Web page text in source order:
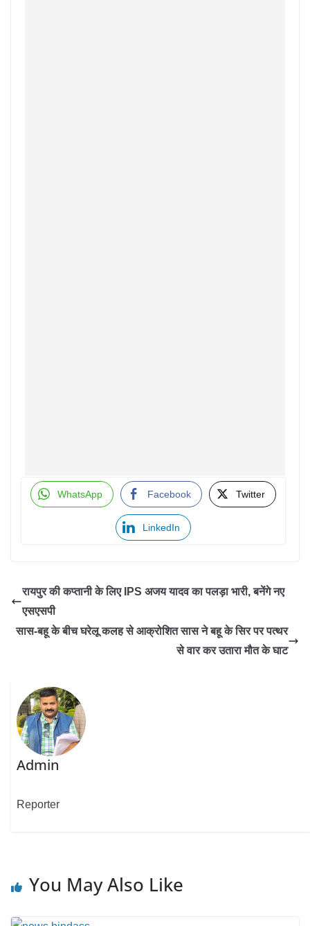
WhatsApp Facebook Twitter
LinkedIn
रायपुर की कप्तानी के लिए IPS अजय यादव का पलड़ा भारी, बनेंगे नए
एसएसपी
सास-बहू के बीच घरेलू कलह से आक्रोशित सास ने बहू के सिर पर पत्थर
से वार कर उतारा मौत के घाट
Admin
Reporter
You May Also Like